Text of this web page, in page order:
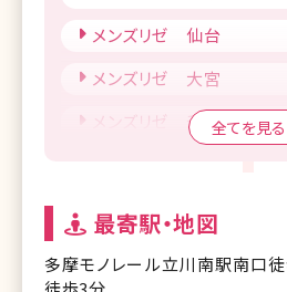
メンズリゼ 仙台
メンズリゼ 大宮
メンズリゼ 千葉全てを見る
最寄駅・地図
多摩モノレール立川南駅南口